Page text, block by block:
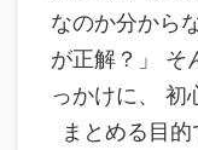
なのか分から
が正解？」 そ
っかけに、 初
まとめる目